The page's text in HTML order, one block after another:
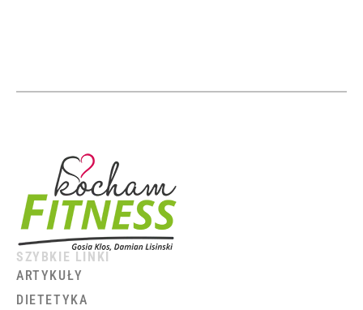
SZYBKIE LINKI
ARTYKUŁY
DIETETYKA